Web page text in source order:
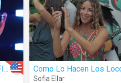
Hey Baby (Drop It To The Floor) Como Lo Hacen Los
Sofia Ellar